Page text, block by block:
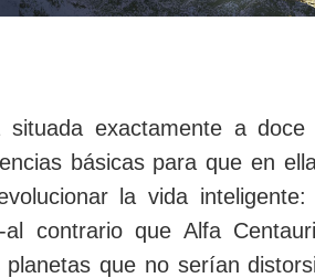
situada exactamente a
básicas para que en
la vida
contrario que Alfa
que no serían